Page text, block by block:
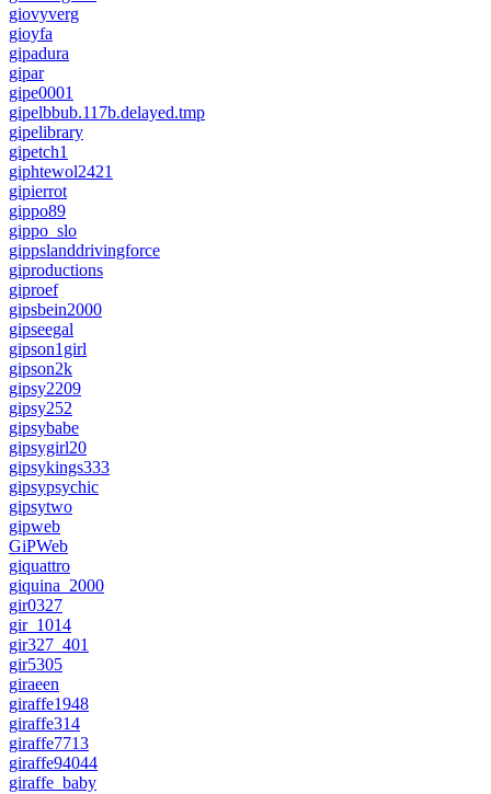
giovyverg
gioyfa
gipadura
gipar
gipe0001
gipelbbub.117b.delayed.tmp
gipelibrary
gipetch1
giphtewol2421
gipierrot
gippo89
gippo_slo
gippslanddrivingforce
giproductions
giproef
gipsbein2000
gipseegal
gipson1girl
gipson2k
gipsy2209
gipsy252
gipsybabe
gipsygirl20
gipsykings333
gipsypsychic
gipsytwo
gipweb
GiPWeb
giquattro
giquina_2000
gir0327
gir_1014
gir327_401
gir5305
giraeen
giraffe1948
giraffe314
giraffe7713
giraffe94044
giraffe_baby